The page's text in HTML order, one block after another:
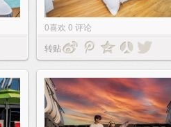
0喜欢 0 评论
转贴